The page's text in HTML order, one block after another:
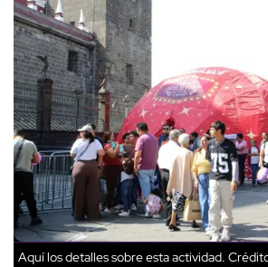
Aquí los detalles sobre esta actividad.